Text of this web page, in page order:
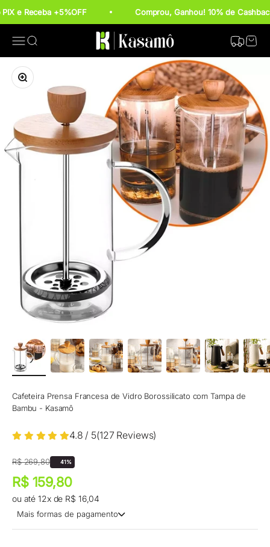
e Receba +5%OFF Comprou, Ganhou! 10% de
Abrir menu de navegação
Abrir pesquisa Kasamô Rastrear
Abrir
Zoom na imagem
Cafeteira Prensa Francesa de Vidro Borossilicato com Tampa de
Bambu - Kasamô
4.8 / 5(127 Reviews)
Preço promocional
Preço normal
R$ 269,80 41%
Preço promocional
R$ 159,80
ou até 12x de R$ 16,04
Mais formas de pagamento